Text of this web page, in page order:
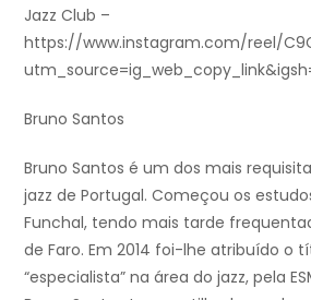
Jazz Club –
https://www.instagram.com/reel/
Bruno Santos
Bruno Santos é um dos mais
jazz de Portugal. Começou os
Funchal, tendo mais tarde
de Faro. Em 2014 foi-lhe atribuído o
“especialista” na área do jazz, pela